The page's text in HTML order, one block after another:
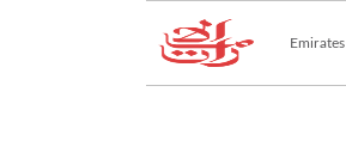
Emirates